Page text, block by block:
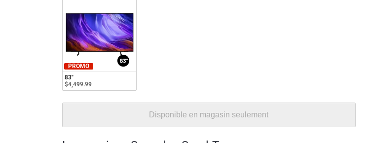
PROMO
83"
$4,499.99
Disponible en magasin seulement